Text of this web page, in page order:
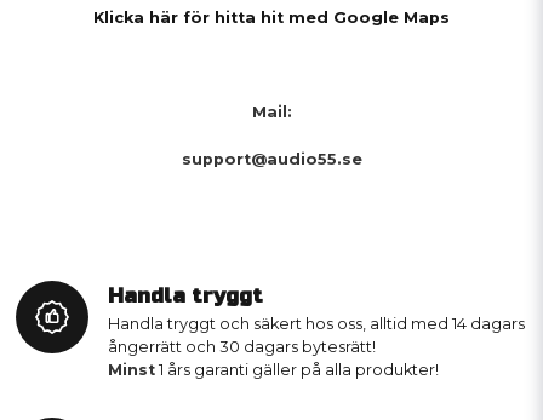
Klicka här för hitta hit med Google Maps
Mail:
support@audio55.se
Handla tryggt
Handla tryggt och säkert hos oss, alltid med 14 dagars
ångerrätt och 30 dagars bytesrätt!
Minst 1 års garanti gäller på alla produkter!